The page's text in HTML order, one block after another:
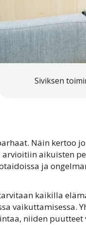
Siviksen
Näin kertoo
arvioitiin aikuisten
ja
kaikilla
vaikuttamisessa.
niiden